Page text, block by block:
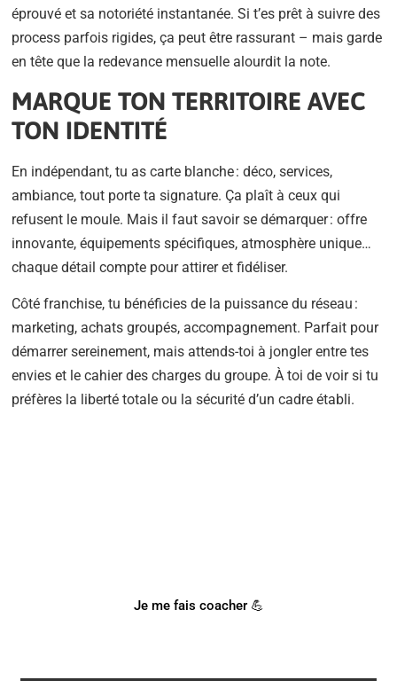
éprouvé et sa notoriété instantanée. Si t’es prêt à suivre des
process parfois rigides, ça peut être rassurant – mais garde
en tête que la redevance mensuelle alourdit la note.
MARQUE TON TERRITOIRE AVEC
TON IDENTITÉ
En indépendant, tu as carte blanche : déco, services,
ambiance, tout porte ta signature. Ça plaît à ceux qui
refusent le moule. Mais il faut savoir se démarquer : offre
innovante, équipements spécifiques, atmosphère unique…
chaque détail compte pour attirer et fidéliser.
Côté franchise, tu bénéficies de la puissance du réseau :
marketing, achats groupés, accompagnement. Parfait pour
démarrer sereinement, mais attends-toi à jongler entre tes
envies et le cahier des charges du groupe. À toi de voir si tu
préfères la liberté totale ou la sécurité d’un cadre établi.
Je me fais coacher 💪